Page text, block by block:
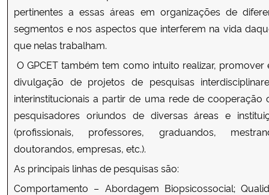
pertinentes a essas áreas em organizações de
segmentos e nos aspectos que interferem na vida
que nelas trabalham.
O GPCET também tem como intuito realizar, promover
divulgação de projetos de pesquisas
interinstitucionais a partir de uma rede de cooperação
pesquisadores oriundos de diversas áreas e
(profissionais, professores, graduandos,
doutorandos, empresas, etc.).
As principais linhas de pesquisas são:
Comportamento – Abordagem Biopsicossocial;